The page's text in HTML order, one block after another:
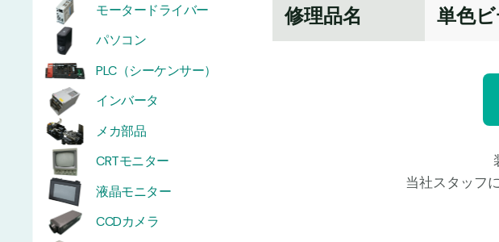
モータードライバー
パソコン
PLC（シーケンサー）
インバータ
メカ部品
CRTモニター
液晶モニター
CCDカメラ
修理品名
単色
当社スタッフ